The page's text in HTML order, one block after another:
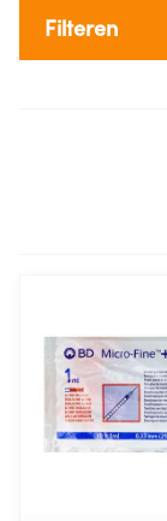
Filteren